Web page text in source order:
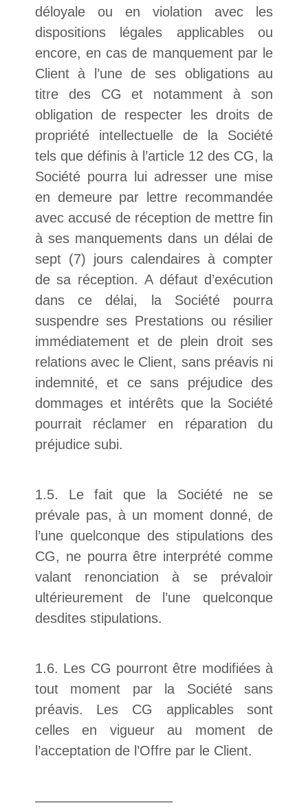
déloyale ou en violation avec les
dispositions légales applicables ou
encore, en cas de manquement par le
Client à l’une de ses obligations au
titre des CG et notamment à son
obligation de respecter les droits de
propriété intellectuelle de la Société
tels que définis à l’article 12 des CG, la
Société pourra lui adresser une mise
en demeure par lettre recommandée
avec accusé de réception de mettre fin
à ses manquements dans un délai de
sept (7) jours calendaires à compter
de sa réception. A défaut d’exécution
dans ce délai, la Société pourra
suspendre ses Prestations ou résilier
immédiatement et de plein droit ses
relations avec le Client, sans préavis ni
indemnité, et ce sans préjudice des
dommages et intérêts que la Société
pourrait réclamer en réparation du
préjudice subi.
1.5. Le fait que la Société ne se
prévale pas, à un moment donné, de
l’une quelconque des stipulations des
CG, ne pourra être interprété comme
valant renonciation à se prévaloir
ultérieurement de l’une quelconque
desdites stipulations.
1.6. Les CG pourront être modifiées à
tout moment par la Société sans
préavis. Les CG applicables sont
celles en vigueur au moment de
l’acceptation de l’Offre par le Client.
——————————